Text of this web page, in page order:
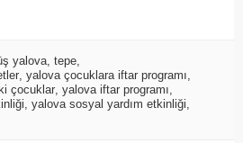
yalova, tepe,
, yalova çocuklara iftar programı,
çocuklar, yalova iftar programı,
, yalova sosyal yardım etkinliği,